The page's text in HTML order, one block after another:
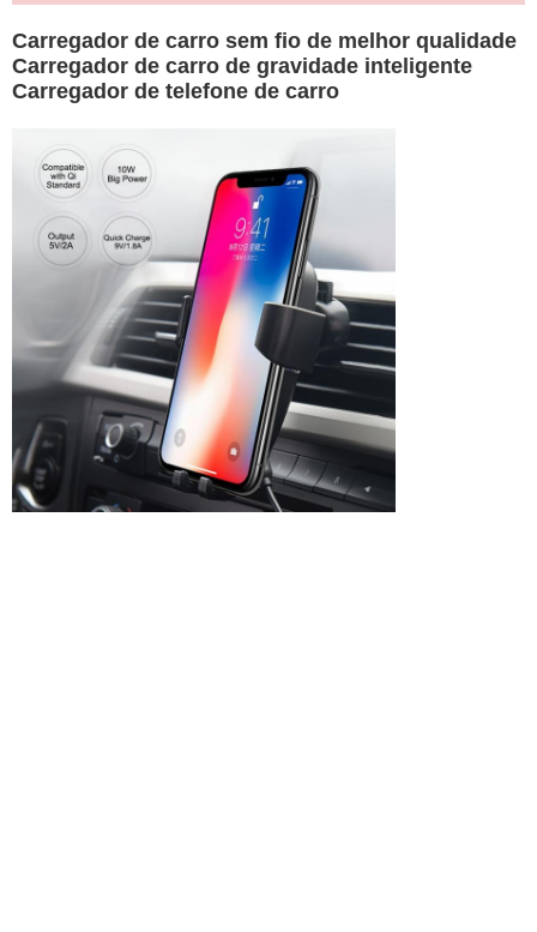
Carregador de carro sem fio de melhor qualidade
Carregador de carro de gravidade inteligente
Carregador de telefone de carro